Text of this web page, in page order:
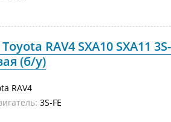
RAV4 SXA10 SXA11
(б/у)
RAV4
3S-FE